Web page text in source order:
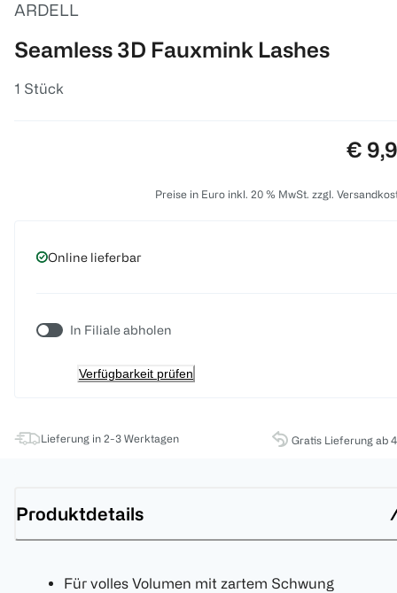
ARDELL
Seamless 3D Fauxmink Lashes
1 Stück
€
Preise in Euro inkl. 20 % MwSt. zzgl.
Online lieferbar
In Filiale abholen
Verfügbarkeit prüfen
Lieferung in 2-3 Werktagen Gratis Lieferung ab
Produktdetails
Für volles Volumen mit zartem Schwung